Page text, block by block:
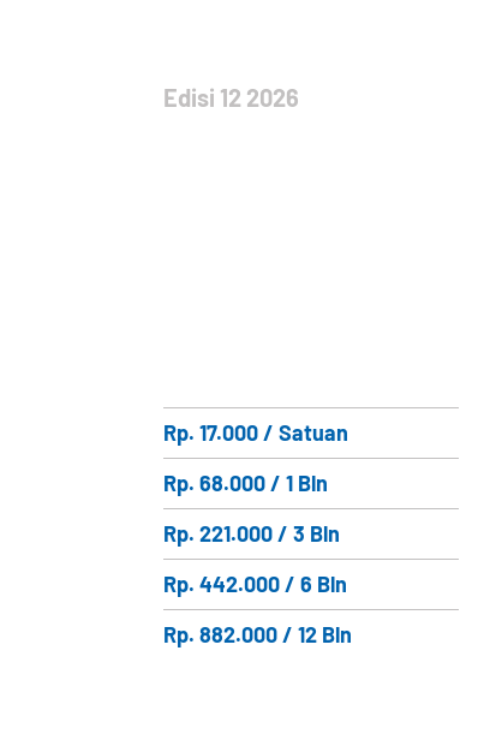
Edisi 12 2026
Rp. 17.000 / Satuan
Rp. 68.000 / 1 Bln
Rp. 221.000 / 3 Bln
Rp. 442.000 / 6 Bln
Rp. 882.000 / 12 Bln